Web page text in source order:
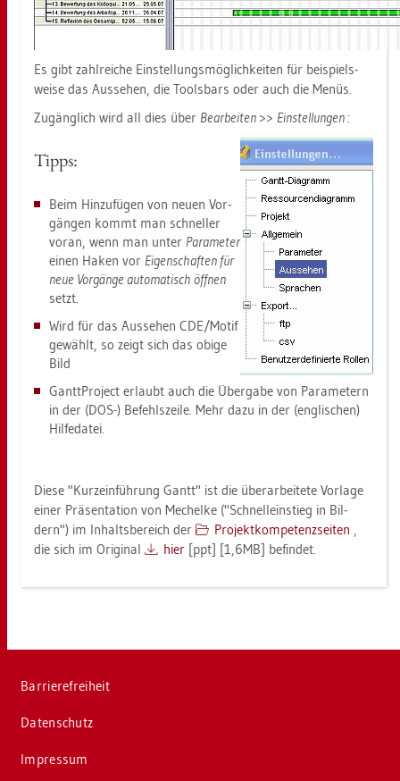
Es gibt zahl­rei­che Ein­stel­lungs­mög­lich­kei­ten für bei­spiels­
wei­se das Aus­se­hen, die Tools­bars oder auch die Menüs.
Zu­gäng­lich wird all dies über Be­ar­bei­ten >> Ein­stel­lun­gen :
Tipps:
Beim Hin­zu­fü­gen von neuen Vor­
gän­gen kommt man schnel­ler
voran, wenn man unter Pa­ra­me­ter
einen Haken vor Ei­gen­schaf­ten für
neue Vor­gän­ge au­to­ma­tisch öff­nen
setzt.
Wird für das Aus­se­hen CDE/Motif
ge­wählt, so zeigt sich das obige
Bild
Gantt­Pro­ject er­laubt auch die Über­ga­be von Pa­ra­me­tern
in der (DOS-) Be­fehls­zei­le. Mehr dazu in der (eng­li­schen)
Hil­fe­da­tei.
Diese "Kurz­ein­füh­rung Gantt" ist die über­ar­bei­te­te Vor­la­ge
einer Prä­sen­ta­ti­on von Me­chel­ke ("Schnell­ein­stieg in Bil­
dern") im In­halts­be­reich der
Pro­jekt­kom­pe­tenz­sei­ten ,
die sich im Ori­gi­nal
hier [ppt] [1,6MB] be­fin­det.
Bar­rie­re­frei­heit
Da­ten­schutz
Im­pres­sum